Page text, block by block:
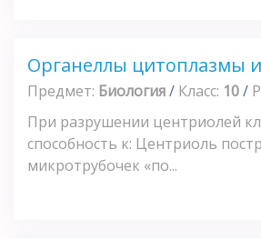
Органеллы цитоплазмы
Предмет: Биология/ Класс: 10/
При разрушении центриолей
способность к: Центриоль
микротрубочек «по...